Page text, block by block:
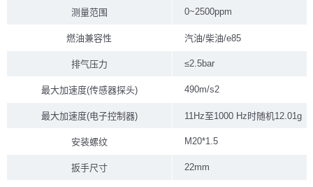
测量范围 0~2500ppm
燃油兼容性 汽油/柴油/e85
排气压力 ≤2.5bar
最大加速度(传感器探头) 490m/s2
最大加速度(电子控制器) 11Hz至1000 Hz时随机12.01g
安装螺纹 M20*1.5
扳手尺寸 22mm